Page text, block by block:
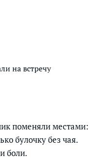
на встречу
поменяли местами:
булочку без чая.
боли.